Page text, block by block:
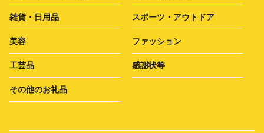
雑貨・日用品 スポーツ・アウトドア
美容 ファッション
工芸品 感謝状等
その他のお礼品